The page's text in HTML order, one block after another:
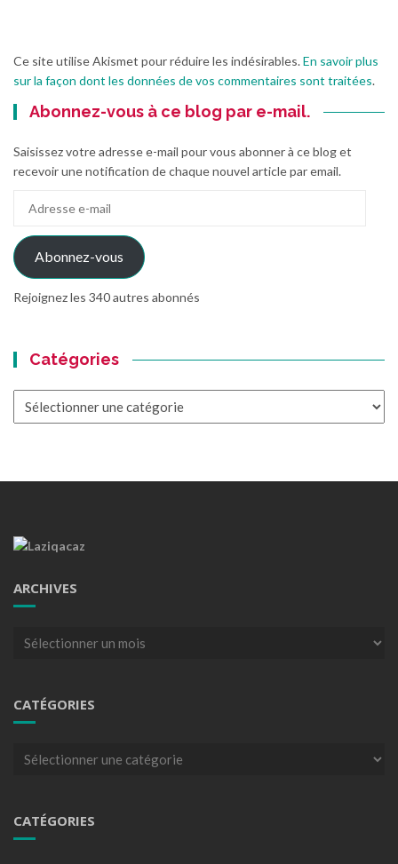
Ce site utilise Akismet pour réduire les indésirables.En savoir plus
sur la façon dont les données de vos commentaires sont traitées.
Abonnez-vous à ce blog par e-mail.
Saisissez votre adresse e-mail pour vous abonner à ce blog et
recevoir une notification de chaque nouvel article par email.
mail
Abonnez-vous
Rejoignez les 340 autres abonnés
Catégories
ARCHIVES
Archives
CATÉGORIES
Catégories
CATÉGORIES